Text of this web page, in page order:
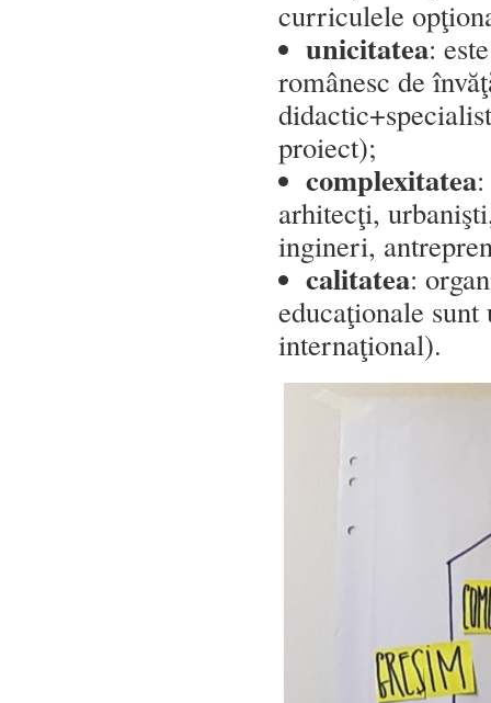
curriculele
unicitatea:
românesc de
proiect);
complexitatea
arhitecţi,
ingineri,
calitatea:
educaţionale
internaţional).